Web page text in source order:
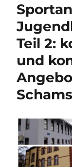
in
Teil
3:
Teil 2:
und